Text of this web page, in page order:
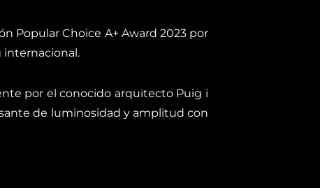
Popular Choice A+ Award 2023 por
internacional.
por el conocido arquitecto Puig i
de luminosidad y amplitud con